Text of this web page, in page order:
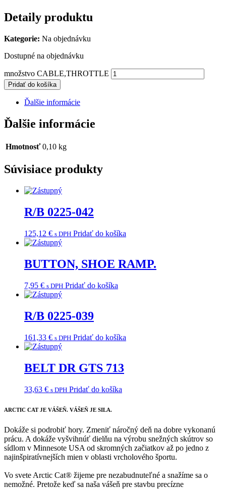
Detaily produktu
Kategorie: Na objednávku
Dostupné na objednávku
množstvo CABLE,THROTTLE
Pridať do košíka
Ďalšie informácie
Ďalšie informácie
Hmotnosť 0,10 kg
Súvisiace produkty
R/B 0225-042
125,12 € s DPH Pridať do košíka
BUTTON, SHOE RAMP.
7,95 € s DPH Pridať do košíka
R/B 0225-039
161,33 € s DPH Pridať do košíka
BELT DR GTS 713
33,63 € s DPH Pridať do košíka
ARCTIC CATJE VÁŠEŇ. VÁŠEŇ JE SILA.
Dokáže si podrobiť hory. Zmeniť náročný deň na dobre vykonanú
prácu. A dokáže vyšvihnúť dielňu na výrobu snežných skútrov so
sídlom v Minnesote USA od skromných začiatkov až po jedno z
najinšpiratívnejších mien v oblasti vrcholového športu.
Vo svete Arctic Cat® žijeme pre nezabudnuteľné a snažíme sa o
nemožné. Pretože keď sa naša vášeň pre stavbu precízne